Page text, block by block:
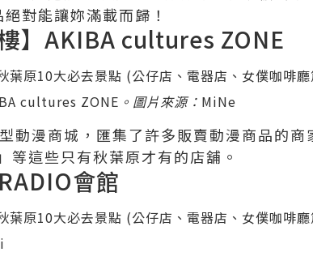
對能讓妳滿載而歸！
】AKIBA cultures ZONE
cultures ZONE 。圖片來源： MiNe
動漫商城，匯集了許多販賣動漫商品的商
等這些只有秋葉原才有的店舖。
會館